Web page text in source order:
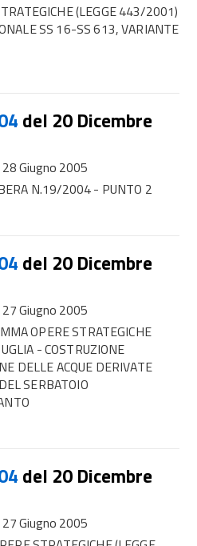
(LEGGE 443/2001)
SS 16-SS 613, VARIANTE
del 20 Dicembre
28 Giugno 2005
N.19/2004 - PUNTO 2
del 20 Dicembre
27 Giugno 2005
OPERE STRATEGICHE
- COSTRUZIONE
DELLE ACQUE DERIVATE
SERBATOIO
del 20 Dicembre
27 Giugno 2005